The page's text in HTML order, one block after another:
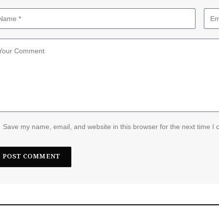
Save my name, email, and website in this browser for the next time I